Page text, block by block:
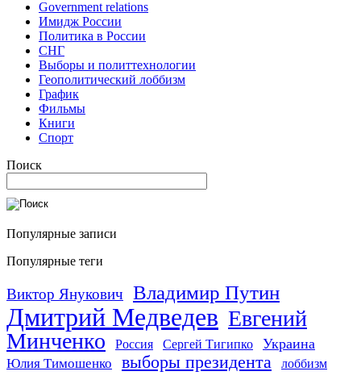
Government relations
Имидж России
Политика в России
СНГ
Выборы и политтехнологии
Геополитический лоббизм
График
Фильмы
Книги
Спорт
Поиск
Популярные записи
Популярные теги
Виктор Янукович Владимир Путин
Дмитрий Медведев Евгений
Минченко
Россия Сергей Тигипко Украина
Юлия Тимошенко выборы президента лоббизм